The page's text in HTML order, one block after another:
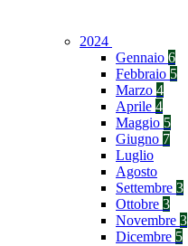
2024
Gennaio 6
Febbraio 5
Marzo 4
Aprile 4
Maggio 5
Giugno 7
Luglio
Agosto
Settembre 3
Ottobre 3
Novembre 3
Dicembre 5